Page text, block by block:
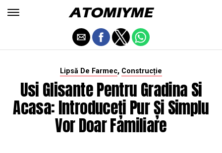
Lipsă De Farmec, Construcție
Usi Glisante Pentru Gradina Si
Acasa: Introduceți Pur Și Simplu
Vor Doar Familiare